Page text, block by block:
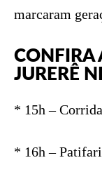
marcaram
CONFIRA
JURERÊ
* 15h –
* 16h –